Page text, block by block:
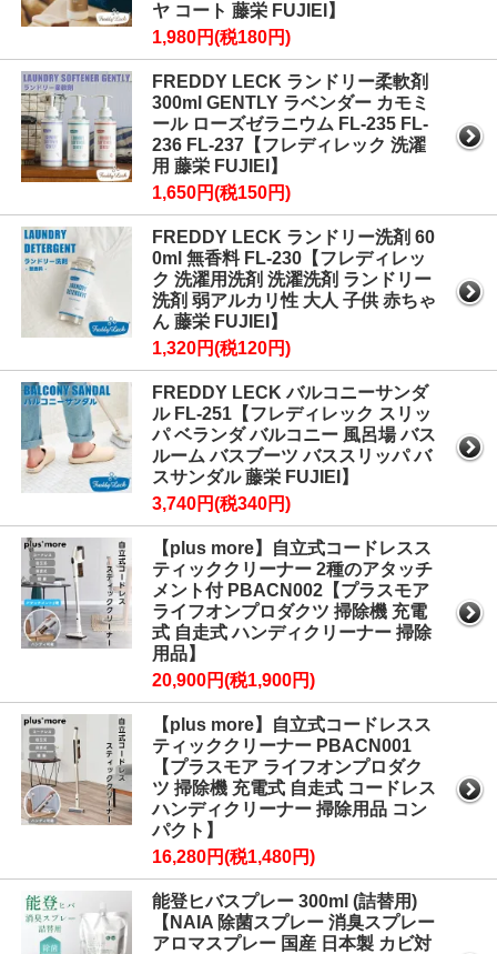
ヤ コート 藤栄 FUJIEI】
1,980円(税180円)
FREDDY LECK ランドリー柔軟剤
300ml GENTLY ラベンダー カモミ
ール ローズゼラニウム FL-235 FL-
236 FL-237【フレディレック 洗濯
用 藤栄 FUJIEI】
1,650円(税150円)
FREDDY LECK ランドリー洗剤 60
0ml 無香料 FL-230【フレディレッ
ク 洗濯用洗剤 洗濯洗剤 ランドリー
洗剤 弱アルカリ性 大人 子供 赤ちゃ
ん 藤栄 FUJIEI】
1,320円(税120円)
FREDDY LECK バルコニーサンダ
ル FL-251【フレディレック スリッ
パ ベランダ バルコニー 風呂場 バス
ルーム バスブーツ バススリッパ バ
スサンダル 藤栄 FUJIEI】
3,740円(税340円)
【plus more】自立式コードレスス
ティッククリーナー 2種のアタッチ
メント付 PBACN002【プラスモア
ライフオンプロダクツ 掃除機 充電
式 自走式 ハンディクリーナー 掃除
用品】
20,900円(税1,900円)
【plus more】自立式コードレスス
ティッククリーナー PBACN001
【プラスモア ライフオンプロダク
ツ 掃除機 充電式 自走式 コードレス
ハンディクリーナー 掃除用品 コン
パクト】
16,280円(税1,480円)
能登ヒバスプレー 300ml (詰替用)
【NAIA 除菌スプレー 消臭スプレー
アロマスプレー 国産 日本製 カビ対